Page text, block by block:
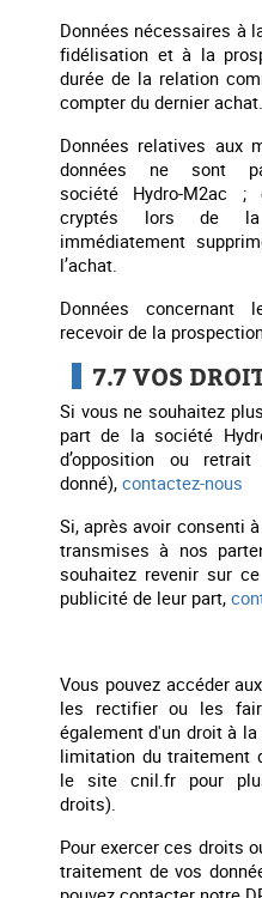
Données nécessaires à
fidélisation et à la
durée de la relation
compter du dernier achat.
Données relatives aux
données ne sont
société Hydro-M2ac
cryptés lors de
immédiatement
l’achat.
Données
recevoir de la
7.7 VOS
Si vous ne souhaitez
part de la société
d’opposition ou
donné), contactez-nous
Si, après avoir consenti
transmises à nos
souhaitez revenir sur
publicité de leur part,
Vous pouvez accéder
les rectifier ou les
également d'un droit à
limitation du traitement
le site cnil.fr pour
droits).
Pour exercer ces droits
traitement de vos